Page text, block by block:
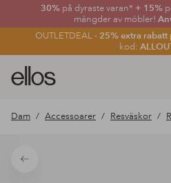
30% på dyraste varan* + 15%
mängder av möbler!
OUTLETDEAL - 25% extra rabatt
kod:
Ellos
logotyp
gå
förstasidan
Dam Accessoarer Resväskor
Tillbaka